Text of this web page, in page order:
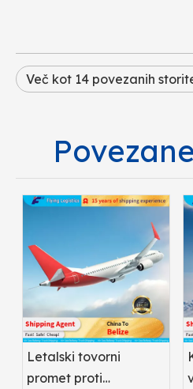
Več kot 14 povezanih
Letalski tovorni
promet proti